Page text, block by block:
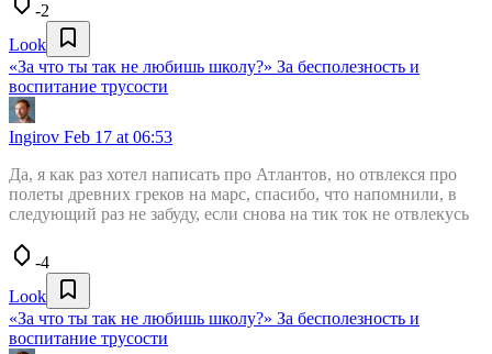
-2
Look
«За что ты так не любишь школу?» За бесполезность и
воспитание трусости
Ingirov Feb 17 at 06:53
Да, я как раз хотел написать про Атлантов, но отвлекся про
полеты древних греков на марс, спасибо, что напомнили, в
следующий раз не забуду, если снова на тик ток не отвлекусь
-4
Look
«За что ты так не любишь школу?» За бесполезность и
воспитание трусости